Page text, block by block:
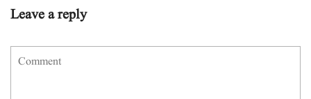
Leave a reply